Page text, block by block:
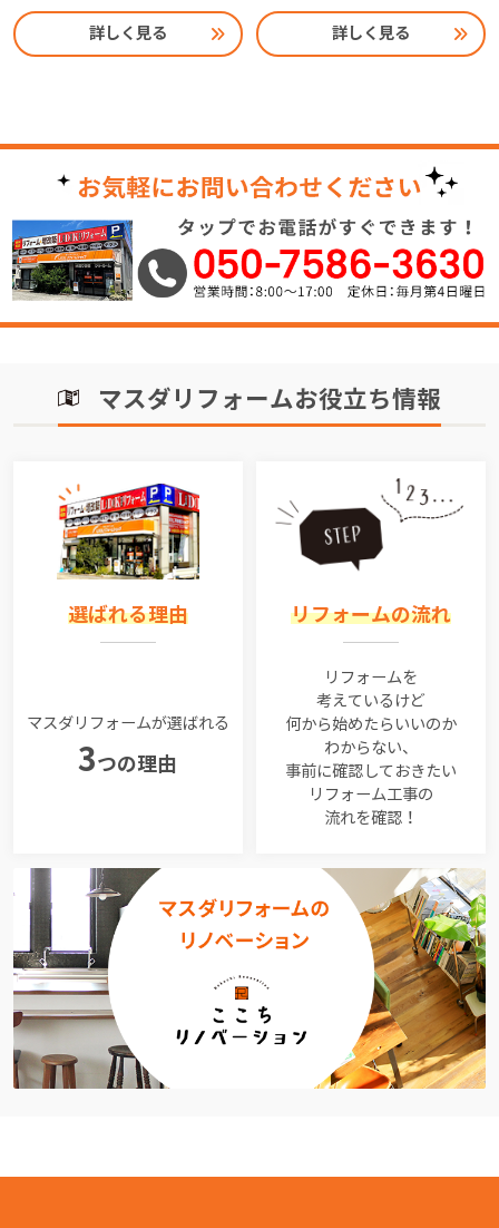
詳しく見る 詳しく見る
マスダリフォームお役立ち情報
選ばれる理由
マスダリフォームが選ばれる
3つの理由
リフォームの流れ
リフォームを
考えているけど
何から始めたらいいのか
わからない、
事前に確認しておきたい
リフォーム工事の
流れを確認！